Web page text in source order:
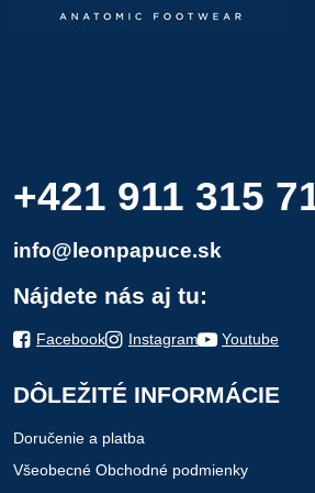
+421 911 315
info@leonpapuce.sk
Nájdete nás aj tu:
Facebook Instagram Youtube
DÔLEŽITÉ INFORMÁCIE
Doručenie a platba
Všeobecné Obchodné podmienky